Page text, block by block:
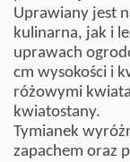
Uprawiany jest
kulinarna, jak i
uprawach
cm wysokości i
różowymi
kwiatostany.
Tymianek
zapachem oraz